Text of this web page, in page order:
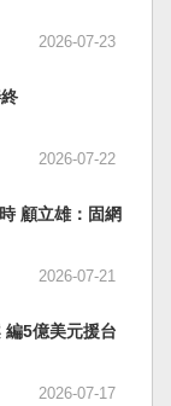
究了其他事
，那就是人
和二十一
已有十九
國人大代表
三十人。
席張又俠與
央軍委副主
謀長劉振
信息支援部
委李鳳彪、
青松、前
政委王文
2026-07-23
2026-07-22
顧立雄：固網
2026-07-21
5億美元援台
2026-07-17